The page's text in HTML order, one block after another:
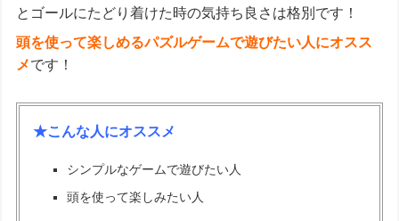
とゴールにたどり着けた時の気持ち良さは格別です！
頭を使って楽しめるパズルゲームで遊びたい人にオスス
メです！
★こんな人にオススメ
シンプルなゲームで遊びたい人
頭を使って楽しみたい人